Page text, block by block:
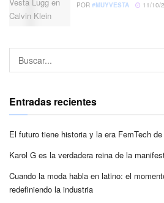
POR #MUYVESTA 11/10/
Entradas recientes
El futuro tiene historia y la era FemTech
Karol G es la verdadera reina de la
Cuando la moda habla en latino: el
redefiniendo la industria